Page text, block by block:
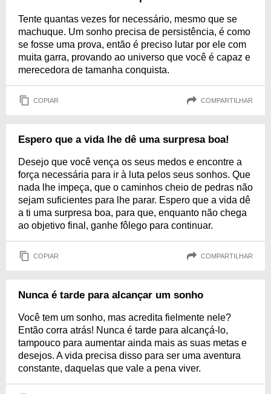
Tente quantas vezes for necessário, mesmo que se
machuque. Um sonho precisa de persistência, é como
se fosse uma prova, então é preciso lutar por ele com
muita garra, provando ao universo que você é capaz e
merecedora de tamanha conquista.
COPIAR COMPARTILHAR
Espero que a vida lhe dê uma surpresa boa!
Desejo que você vença os seus medos e encontre a
força necessária para ir à luta pelos seus sonhos. Que
nada lhe impeça, que o caminhos cheio de pedras não
sejam suficientes para lhe parar. Espero que a vida dê
a ti uma surpresa boa, para que, enquanto não chega
ao objetivo final, ganhe fôlego para continuar.
COPIAR COMPARTILHAR
Nunca é tarde para alcançar um sonho
Você tem um sonho, mas acredita fielmente nele?
Então corra atrás! Nunca é tarde para alcançá-lo,
tampouco para aumentar ainda mais as suas metas e
desejos. A vida precisa disso para ser uma aventura
constante, daquelas que vale a pena viver.